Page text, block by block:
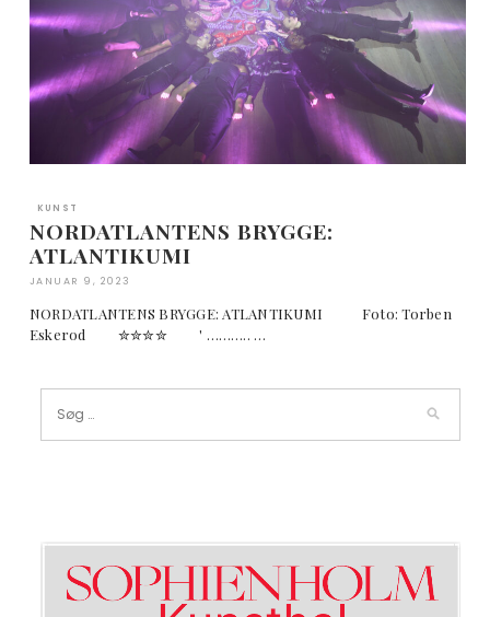
KUNST
NORDATLANTENS BRYGGE:
ATLANTIKUMI
JANUAR 9, 2023
NORDATLANTENS BRYGGE: ATLANTIKUMI Foto: Torben
Eskerod ✮✮✮✮ ' ……….. …